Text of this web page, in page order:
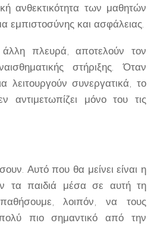
ανθεκτικότητα των μαθητών
εμπιστοσύνης και ασφάλειας.
πλευρά, αποτελούν τον
στήριξης. Όταν
λειτουργούν συνεργατικά, το
αντιμετωπίζει μόνο του τις
Αυτό που θα μείνει είναι η
τα παιδιά μέσα σε αυτή τη
λοιπόν, να τους
πιο σημαντικό από την